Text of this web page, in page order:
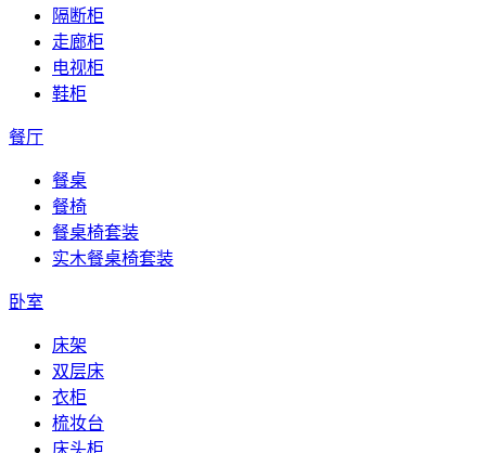
隔断柜
走廊柜
电视柜
鞋柜
餐厅
餐桌
餐椅
餐桌椅套装
实木餐桌椅套装
卧室
床架
双层床
衣柜
梳妆台
床头柜